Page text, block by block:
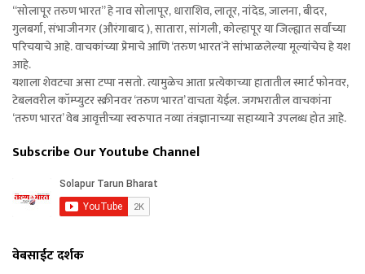
“सोलापूर तरुण भारत” हे नाव सोलापूर, धाराशिव, लातूर, नांदेड, जालना, बीदर,
गुलबर्गा, संभाजीनगर (औरंगाबाद ), सातारा, सांगली, कोल्हापूर या जिल्ह्यात सर्वांच्या
परिचयाचे आहे. वाचकांच्या प्रेमाचे आणि ‘तरुण भारत’ने सांभाळलेल्या मूल्यांचेच हे यश
आहे.
यशाला शेवटचा असा टप्पा नसतो. त्यामुळेच आता प्रत्येकाच्या हातातील स्मार्ट फोनवर,
टेबलवरील कॉम्प्युटर स्क्रीनवर ‘तरुण भारत’ वाचता येईल. जगभरातील वाचकांना
‘तरुण भारत’ वेब आवृत्तीच्या स्वरुपात नव्या तंत्रज्ञानाच्या सहाय्याने उपलब्ध होत आहे.
Subscribe Our Youtube Channel
वेबसाईट दर्शक